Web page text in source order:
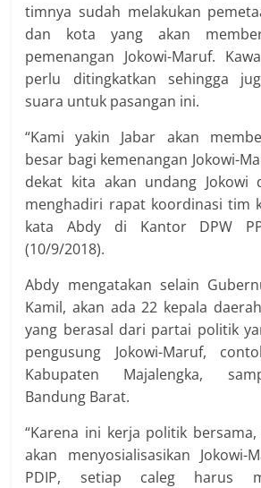
timnya sudah melakukan
dan kota yang akan
pemenangan Jokowi-Maruf.
perlu ditingkatkan sehingga
suara untuk pasangan ini.
“Kami yakin Jabar akan
besar bagi kemenangan Jokowi-
dekat kita akan undang Jokowi
menghadiri rapat koordinasi tim
kata Abdy di Kantor DPW
(10/9/2018).
Abdy mengatakan selain
Kamil, akan ada 22 kepala
yang berasal dari partai politik
pengusung Jokowi-Maruf,
Kabupaten Majalengka,
Bandung Barat.
“Karena ini kerja politik
akan menyosialisasikan
PDIP, setiap caleg harus